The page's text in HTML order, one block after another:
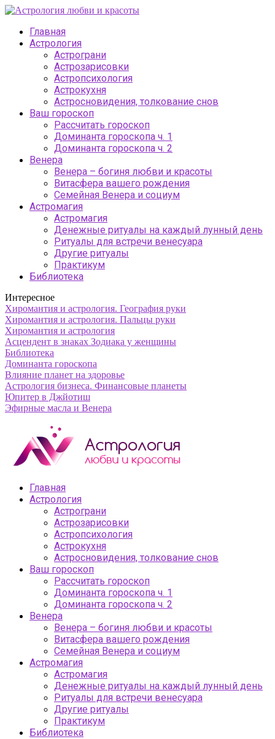
Главная
Астрология
Астрограни
Астрозарисовки
Астропсихология
Астрокухня
Астросновидения, толкование снов
Ваш гороскоп
Рассчитать гороскоп
Доминанта гороскопа ч. 1
Доминанта гороскопа ч. 2
Венера
Венера – богиня любви и красоты
Витасфера вашего рождения
Семейная Венера и социум
Астромагия
Астромагия
Денежные ритуалы на каждый лунный день
Ритуалы для встречи венесуара
Другие ритуалы
Практикум
Библиотека
Интересное
Хиромантия и астрология. География руки
Хиромантия и астрология. Пальцы руки
Хиромантия и астрология
Асцендент в знаках Зодиака у женщины
Библиотека
Доминанта гороскопа
Влияние планет на здоровье
Астрология бизнеса. Финансовые планеты
Юпитер в Джйотиш
Эфирные масла и Венера
Главная
Астрология
Астрограни
Астрозарисовки
Астропсихология
Астрокухня
Астросновидения, толкование снов
Ваш гороскоп
Рассчитать гороскоп
Доминанта гороскопа ч. 1
Доминанта гороскопа ч. 2
Венера
Венера – богиня любви и красоты
Витасфера вашего рождения
Семейная Венера и социум
Астромагия
Астромагия
Денежные ритуалы на каждый лунный день
Ритуалы для встречи венесуара
Другие ритуалы
Практикум
Библиотека